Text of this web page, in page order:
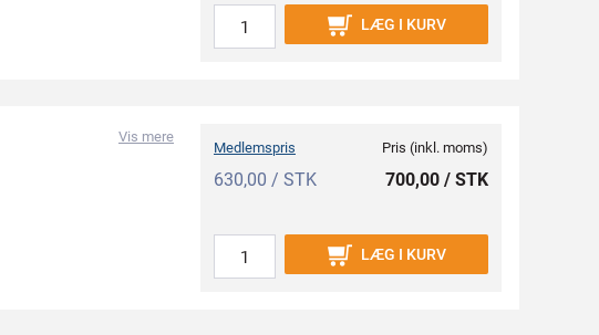
LÆG I KURV
Vis mere
Medlemspris
630,00 / STK
Pris (inkl. moms)
700,00 / STK
LÆG I KURV